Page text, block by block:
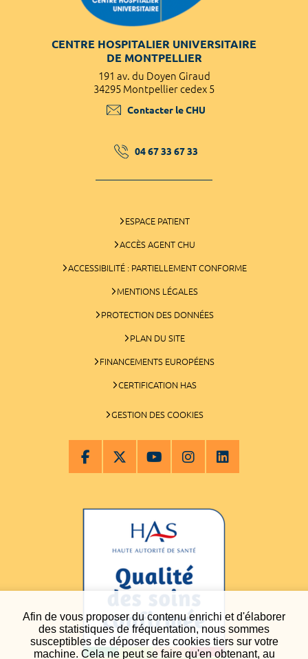
Afin de vous proposer du contenu enrichi et d'élaborer
des statistiques de fréquentation, nous sommes
susceptibles de déposer des cookies tiers sur votre
machine. Cela ne peut se faire qu'en obtenant, au
CENTRE HOSPITALIER UNIVERSITAIRE
DE MONTPELLIER
191 av. du Doyen Giraud
34295 Montpellier cedex 5
Contacter le CHU
04 67 33 67 33
ESPACE PATIENT
ACCÈS AGENT CHU
ACCESSIBILITÉ : PARTIELLEMENT CONFORME
MENTIONS LÉGALES
PROTECTION DES DONNÉES
PLAN DU SITE
FINANCEMENTS EUROPÉENS
CERTIFICATION HAS
GESTION DES COOKIES